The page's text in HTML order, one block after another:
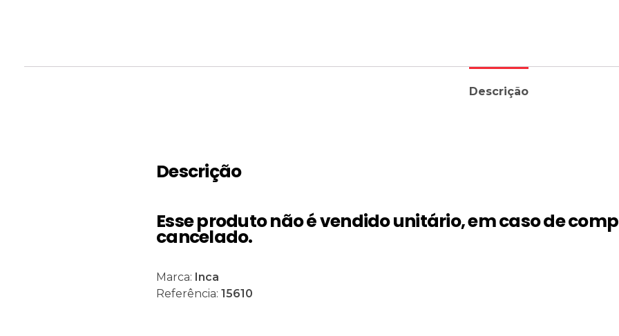
Descrição
Descrição
Esse produto não é vendido unitário, em caso de
cancelado.
Marca: Inca
Referência:15610